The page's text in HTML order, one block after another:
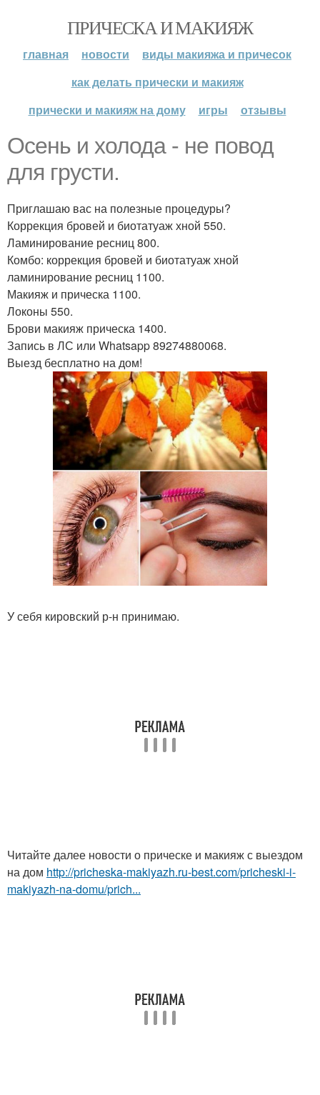
ПРИЧЕСКА И МАКИЯЖ
главная новости
виды макияжа и причесок
как делать прически и макияж
прически и макияж на дому
игры отзывы
Осень и холода - не повод
для грусти.
Приглашаю вас на полезные процедуры?
Коррекция бровей и биотатуаж хной 550.
Ламинирование ресниц 800.
Комбо: коррекция бровей и биотатуаж хной
ламинирование ресниц 1100.
Макияж и прическа 1100.
Локоны 550.
Брови макияж прическа 1400.
Запись в ЛС или Whatsapp 89274880068.
Выезд бесплатно на дом!
У себя кировский р-н принимаю.
Читайте далее новости о прическе и макияж с выездом
на дом http://pricheska-makiyazh.ru-best.com/pricheski-i-
makiyazh-na-domu/prich...